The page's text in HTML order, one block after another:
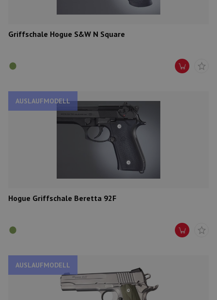
Griffschale Hogue S&W N Square
AUSLAUFMODELL
Hogue Griffschale Beretta 92F
AUSLAUFMODELL